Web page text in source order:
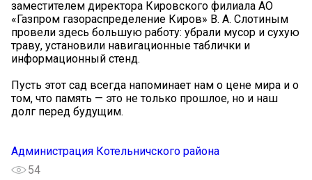
заместителем директора Кировского филиала АО
«Газпром газораспределение Киров» В. А. Слотиным
провели здесь большую работу: убрали мусор и сухую
траву, установили навигационные таблички и
информационный стенд.
Пусть этот сад всегда напоминает нам о цене мира и о
том, что память — это не только прошлое, но и наш
долг перед будущим.
Администрация Котельничского района
54